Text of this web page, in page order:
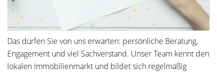
Das dürfen Sie von uns erwarten: persönliche Beratung,
Engagement und viel Sachverstand. Unser Team kennt den
lokalen Immobilienmarkt und bildet sich regelmäßig